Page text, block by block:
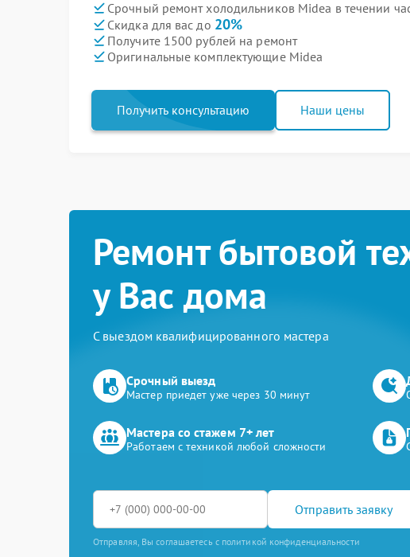
Срочный ремонт холодильников Midea в течении
Скидка для вас до 20%
Получите 1500 рублей на ремонт
Оригинальные комплектующие Midea
Получить консультацию Наши цены
Ремонт бытовой
у Вас дома
С выездом квалифицированного мастера
Срочный выезд
Мастер приедет уже через 30 минут
Мастера со стажем 7+ лет
Работаем с техникой любой сложности
Отправить заявку
Отправляя, Вы соглашаетесь с политикой конфиденциальности